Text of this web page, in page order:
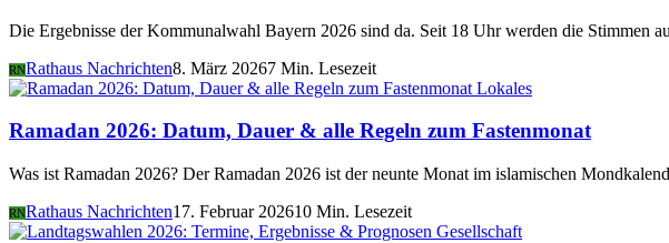
Die Ergebnisse der Kommunalwahl Bayern 2026 sind da. Seit 18 Uhr werden die Stimmen
RNRathaus Nachrichten8. März 20267 Min. Lesezeit
Lokales
Ramadan 2026: Datum, Dauer & alle Regeln zum Fastenmonat
Was ist Ramadan 2026? Der Ramadan 2026 ist der neunte Monat im islamischen
RNRathaus Nachrichten17. Februar 202610 Min. Lesezeit
Gesellschaft